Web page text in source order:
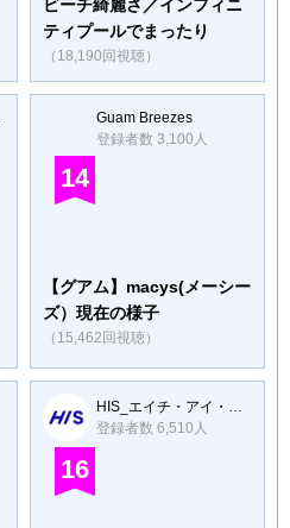
ビーチ綺麗さ／インフィニ
ティプールでまったり
（18,190回視聴）
Guam Breezes
登録者数 3,100人
14
【グアム】macys(メーシー
ズ）現在の様子
（15,462回視聴）
HIS_エイチ・アイ・エス
登録者数 6,510人
16